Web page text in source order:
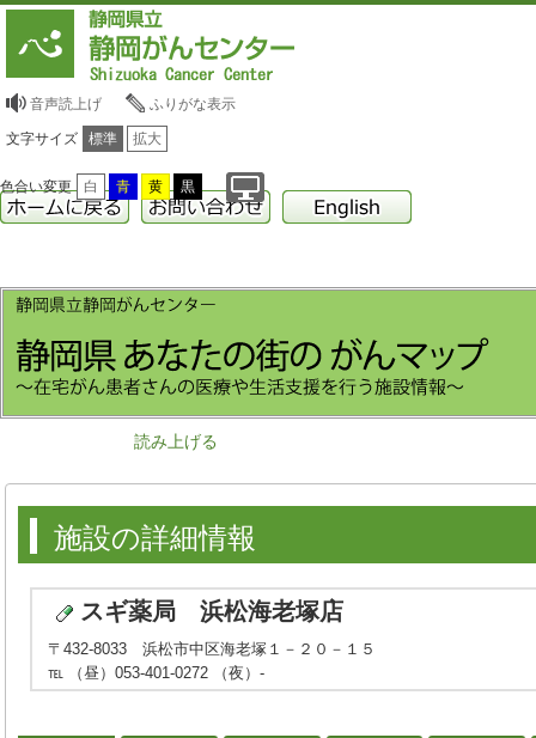
音声読上げ ふりがな表示
文字サイズ 標準 拡大
色合い変更 白 青 黄 黒
読み上げる
施設の詳細情報
スギ薬局 浜松海老塚店
〒432-8033 浜松市中区海老塚１－２０－１５
℡ （昼）053-401-0272 （夜）-